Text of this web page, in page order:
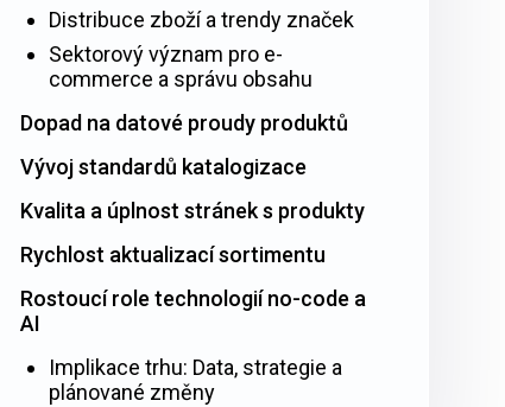
Distribuce zboží a trendy značek
Sektorový význam pro e-
commerce a správu obsahu
Dopad na datové proudy produktů
Vývoj standardů katalogizace
Kvalita a úplnost stránek s produkty
Rychlost aktualizací sortimentu
Rostoucí role technologií no-code a
AI
Implikace trhu: Data, strategie a
plánované změny